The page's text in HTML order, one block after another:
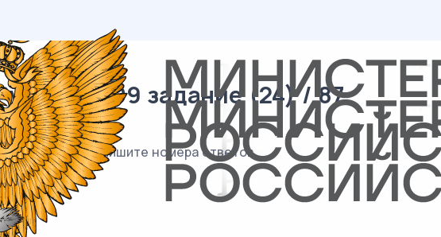
/ 09 задание (24) / 87
та же буква Запишите номера ответов.